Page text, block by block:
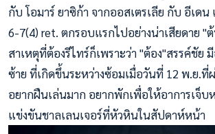
กับ โอมาร์ ยาซิก้า จากออสเตรเลีย กับ อีเดน
6-7(4) ret. ตกรอบแรกไปอย่างน่าเสียดาย "
สาเหตุที่ต้องรีไทร์ก็เพราะว่า "ต้อง"สรรค์ชัย
ซ้าย ที่เกิดขึ้นระหว่างซ้อมเมื่อวันที่ 12 พ.ย.ที่
อยากฝืนเล่นมาก อยากพักเพื่อให้อาการเจ็
แข่งขันชาลเลนเจอร์ที่หัวหินในสัปดาห์หน้า